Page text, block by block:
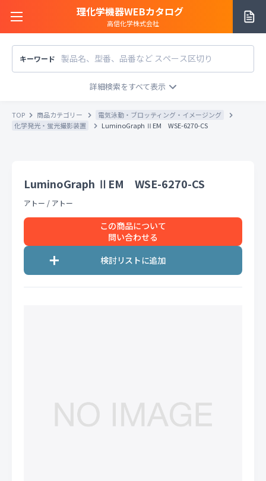
理化学機器WEBカタログ
高信化学株式会社
サイトご利用方法
お知らせ一覧
お問い合わせ
キーワード
メーカー/販売元
税込 税抜 価格「お問い合わせ」を除外
TOP 商品カテゴリー
電気泳動・ブロッティング・イメージング
化学発光・蛍光撮影装置
LuminoGraph ⅡEM WSE-6270-CS
LuminoGraph ⅡEM WSE-6270-CS
アトー / アトー
この商品について
問い合わせる